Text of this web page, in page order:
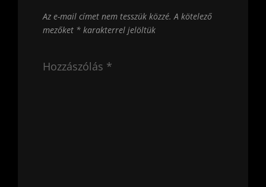
Az e-mail címet nem tesszük közzé. A kötelező
mezőket * karakterrel jelöltük
Hozzászólás *